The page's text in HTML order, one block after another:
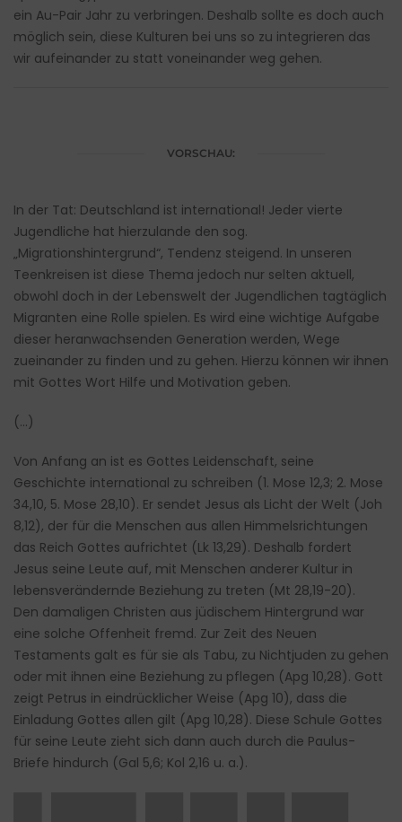
ein Au-Pair Jahr zu verbringen. Deshalb sollte es doch auch
möglich sein, diese Kulturen bei uns so zu integrieren das
wir aufeinander zu statt voneinander weg gehen.
VORSCHAU:
In der Tat: Deutschland ist international! Jeder vierte
Jugendliche hat hierzulande den sog.
„Migrationshintergrund“, Tendenz steigend. In unseren
Teenkreisen ist diese Thema jedoch nur selten aktuell,
obwohl doch in der Lebenswelt der Jugendlichen tagtäglich
Migranten eine Rolle spielen. Es wird eine wichtige Aufgabe
dieser heranwachsenden Generation werden, Wege
zueinander zu finden und zu gehen. Hierzu können wir ihnen
mit Gottes Wort Hilfe und Motivation geben.
(…)
Von Anfang an ist es Gottes Leidenschaft, seine
Geschichte international zu schreiben (1. Mose 12,3; 2. Mose
34,10, 5. Mose 28,10). Er sendet Jesus als Licht der Welt (Joh
8,12), der für die Menschen aus allen Himmelsrichtungen
das Reich Gottes aufrichtet (Lk 13,29). Deshalb fordert
Jesus seine Leute auf, mit Menschen anderer Kultur in
lebensverändernde Beziehung zu treten (Mt 28,19-20).
Den damaligen Christen aus jüdischem Hintergrund war
eine solche Offenheit fremd. Zur Zeit des Neuen
Testaments galt es für sie als Tabu, zu Nichtjuden zu gehen
oder mit ihnen eine Beziehung zu pflegen (Apg 10,28). Gott
zeigt Petrus in eindrücklicher Weise (Apg 10), dass die
Einladung Gottes allen gilt (Apg 10,28). Diese Schule Gottes
für seine Leute zieht sich dann auch durch die Paulus-
Briefe hindurch (Gal 5,6; Kol 2,16 u. a.).